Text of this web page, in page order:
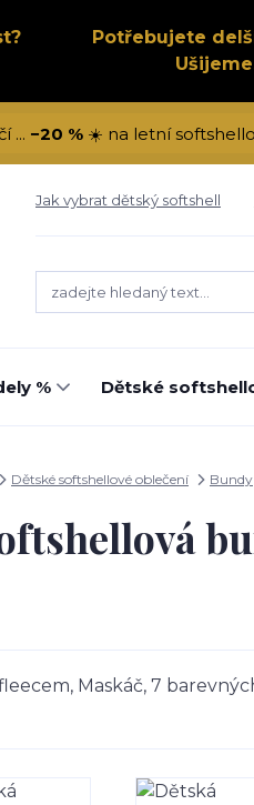
Potřebujete
... −20 %☀️ na letní
Jak vybrat dětský softshell
% Dětské
Dětské softshellové oblečení Bundy